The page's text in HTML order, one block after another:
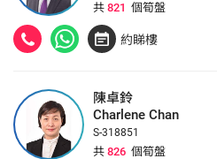
共 821 個筍盤
約睇樓
陳卓鈴
Charlene Chan
S-318851
共 826 個筍盤